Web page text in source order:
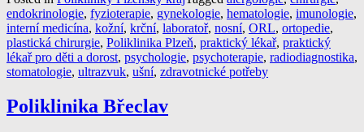
endokrinologie, fyzioterapie, gynekologie, hematologie, imunologie,
interní medicína, kožní, krční, laboratoř, nosní, ORL, ortopedie,
plastická chirurgie, Poliklinika Plzeň, praktický lékař, praktický
lékař pro děti a dorost, psychologie, psychoterapie, radiodiagnostika,
stomatologie, ultrazvuk, ušní, zdravotnické potřeby
Poliklinika Břeclav